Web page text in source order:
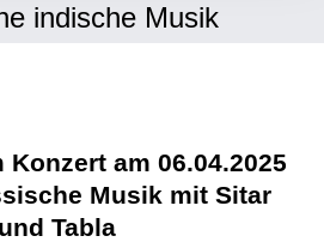
indische Musik
am 06.04.2025
Musik mit Sitar
und Tabla